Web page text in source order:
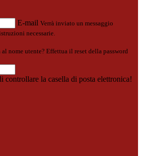
E-mail Verrà inviato un messaggio
necessarie.
nome utente? Effettua il reset della password
controllare la casella di posta elettronica!